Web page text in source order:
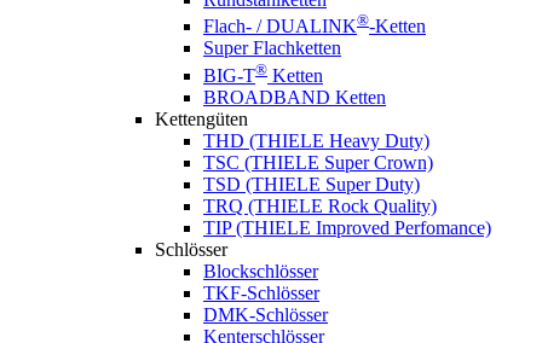
Flach- / DUALINK®-Ketten
Super Flachketten
BIG-T® Ketten
BROADBAND Ketten
Kettengüten
THD (THIELE Heavy Duty)
TSC (THIELE Super Crown)
TSD (THIELE Super Duty)
TRQ (THIELE Rock Quality)
TIP (THIELE Improved Perfomance)
Schlösser
Blockschlösser
TKF-Schlösser
DMK-Schlösser
Kenterschlösser